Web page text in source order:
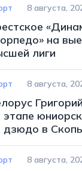
8 августа,
на
лиги
8 августа,
этапе
дзюдо в
8 августа,